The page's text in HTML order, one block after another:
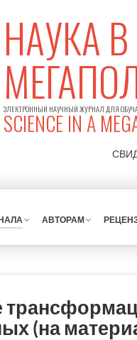
НАУКА В
ЭЛЕКТРОННЫЙ НАУЧНЫЙ ЖУРНАЛ ДЛЯ
SCIENCE IN A
АВТОРАМ
(на